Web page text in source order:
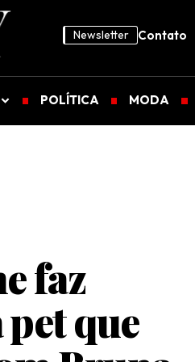
Newsletter Contato
POLÍTICA MODA
faz
que